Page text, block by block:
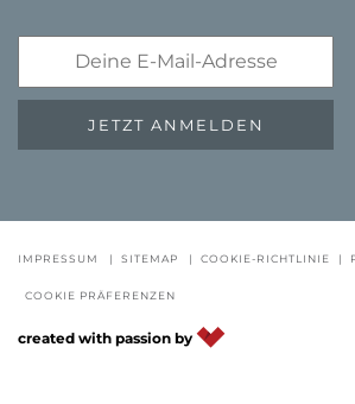
GUTSCHEINE FAQ -
JETZT ANMELDEN
IMPRESSUM | SITEMAP | COOKIE-RICHTLINIE |
COOKIE PRÄFERENZEN
created with passion by